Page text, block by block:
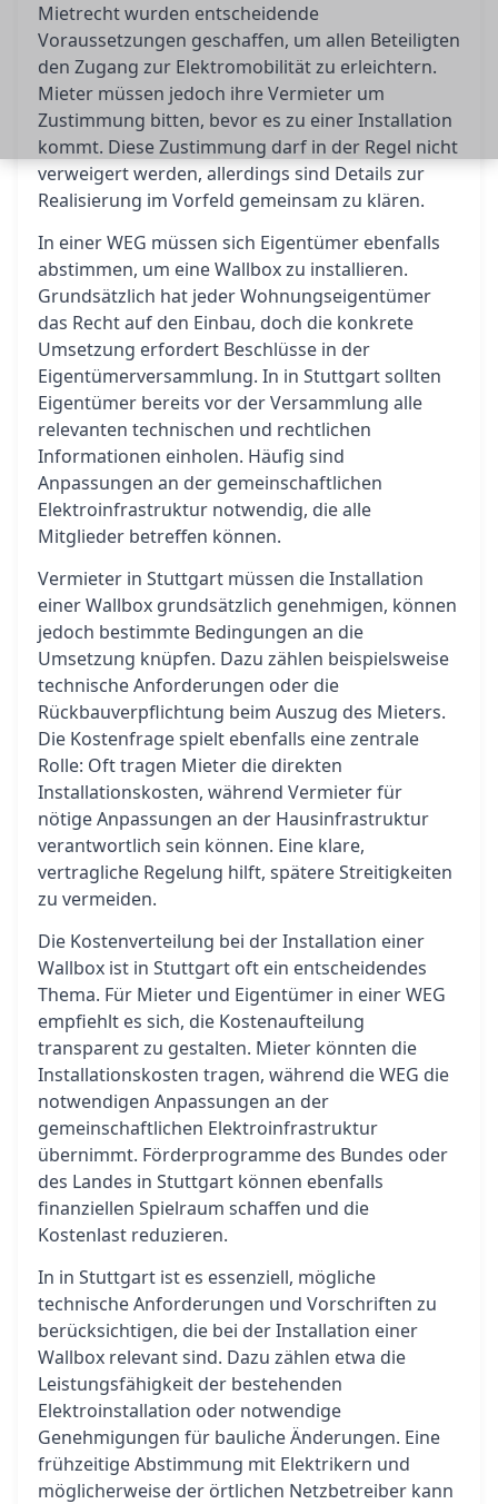
Mietrecht wurden entscheidende
Voraussetzungen geschaffen, um allen Beteiligten
den Zugang zur Elektromobilität zu erleichtern.
Mieter müssen jedoch ihre Vermieter um
Zustimmung bitten, bevor es zu einer Installation
kommt. Diese Zustimmung darf in der Regel nicht
verweigert werden, allerdings sind Details zur
Realisierung im Vorfeld gemeinsam zu klären.
In einer WEG müssen sich Eigentümer ebenfalls
abstimmen, um eine Wallbox zu installieren.
Grundsätzlich hat jeder Wohnungseigentümer
das Recht auf den Einbau, doch die konkrete
Umsetzung erfordert Beschlüsse in der
Eigentümerversammlung. In in Stuttgart sollten
Eigentümer bereits vor der Versammlung alle
relevanten technischen und rechtlichen
Informationen einholen. Häufig sind
Anpassungen an der gemeinschaftlichen
Elektroinfrastruktur notwendig, die alle
Mitglieder betreffen können.
Vermieter in Stuttgart müssen die Installation
einer Wallbox grundsätzlich genehmigen, können
jedoch bestimmte Bedingungen an die
Umsetzung knüpfen. Dazu zählen beispielsweise
technische Anforderungen oder die
Rückbauverpflichtung beim Auszug des Mieters.
Die Kostenfrage spielt ebenfalls eine zentrale
Rolle: Oft tragen Mieter die direkten
Installationskosten, während Vermieter für
nötige Anpassungen an der Hausinfrastruktur
verantwortlich sein können. Eine klare,
vertragliche Regelung hilft, spätere Streitigkeiten
zu vermeiden.
Die Kostenverteilung bei der Installation einer
Wallbox ist in Stuttgart oft ein entscheidendes
Thema. Für Mieter und Eigentümer in einer WEG
empfiehlt es sich, die Kostenaufteilung
transparent zu gestalten. Mieter könnten die
Installationskosten tragen, während die WEG die
notwendigen Anpassungen an der
gemeinschaftlichen Elektroinfrastruktur
übernimmt. Förderprogramme des Bundes oder
des Landes in Stuttgart können ebenfalls
finanziellen Spielraum schaffen und die
Kostenlast reduzieren.
In in Stuttgart ist es essenziell, mögliche
technische Anforderungen und Vorschriften zu
berücksichtigen, die bei der Installation einer
Wallbox relevant sind. Dazu zählen etwa die
Leistungsfähigkeit der bestehenden
Elektroinstallation oder notwendige
Genehmigungen für bauliche Änderungen. Eine
frühzeitige Abstimmung mit Elektrikern und
möglicherweise der örtlichen Netzbetreiber kann